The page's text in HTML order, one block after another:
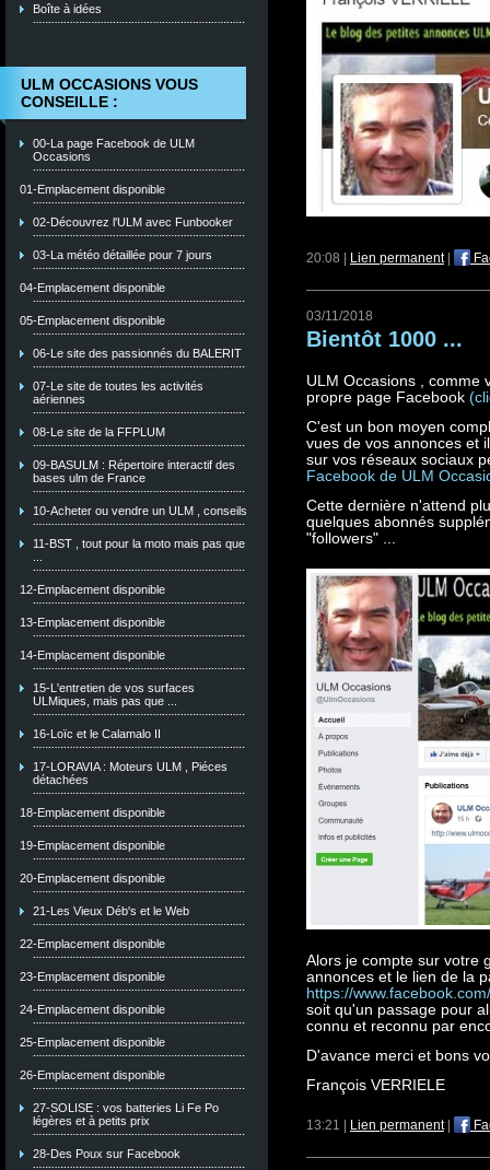
Boîte à idées
ULM OCCASIONS VOUS
CONSEILLE :
00-La page Facebook de ULM
Occasions
01-Emplacement disponible
02-Découvrez l'ULM avec Funbooker
03-La météo détaillée pour 7 jours
04-Emplacement disponible
05-Emplacement disponible
06-Le site des passionnés du BALERIT
07-Le site de toutes les activités
aériennes
08-Le site de la FFPLUM
09-BASULM : Répertoire interactif des
bases ulm de France
10-Acheter ou vendre un ULM , conseils
11-BST , tout pour la moto mais pas que
12-Emplacement disponible
13-Emplacement disponible
14-Emplacement disponible
15-L'entretien de vos surfaces
ULMiques, mais pas que ...
16-Loïc et le Calamalo II
17-LORAVIA : Moteurs ULM , Piéces
détachées
18-Emplacement disponible
19-Emplacement disponible
20-Emplacement disponible
21-Les Vieux Déb's et le Web
22-Emplacement disponible
23-Emplacement disponible
24-Emplacement disponible
25-Emplacement disponible
26-Emplacement disponible
27-SOLISE : vos batteries Li Fe Po
légères et à petits prix
28-Des Poux sur Facebook
20:08 | Lien permanent|
03/11/2018
Bientôt 1000 ...
ULM Occasions , comme
propre page Facebook
C'est un bon moyen
vues de vos annonces et
sur vos réseaux sociaux
Facebook de ULM
Cette dernière n'attend
quelques abonnés
"followers" ...
Alors je compte sur votre
annonces et le lien de la
https://
soit qu'un passage pour
connu et reconnu par
D'avance merci et bons
François VERRIELE
13:21 | Lien permanent|